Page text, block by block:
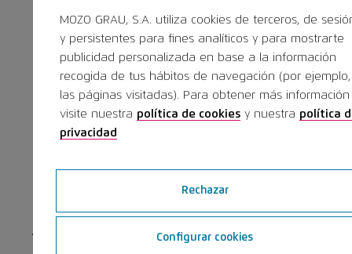
complejo y cómo manejar las
complicaciones.
Inscripción
La inscripción es
precio está patrocinado por Ticare.
Puedes completar tus datos en el
formulario que aparece a
MOZO GRAU, S.A. utiliza cookies de terceros, de
y persistentes para fines analíticos y para mostrarte
publicidad personalizada en base a la información
recogida de tus hábitos de navegación (por ejemplo,
las páginas visitadas). Para obtener más información
visite nuestra política de cookiesy nuestra política
privacidad
Rechazar
Configurar cookies